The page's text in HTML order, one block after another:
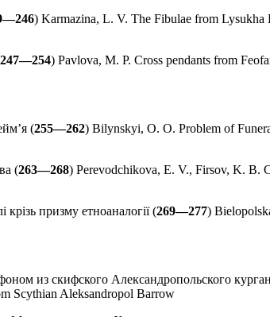
) Karmazina, L. V. The Fibulae from
247—254) Pavlova, M. P. Cross pendants from
(255—262) Bilynskyi, O. O. Problem of
(263—268) Perevodchikova, E. V., Firsov, K. B.
призму етноаналогії (269—277)
из скифского Александропольского
Scythian Aleksandropol Barrow